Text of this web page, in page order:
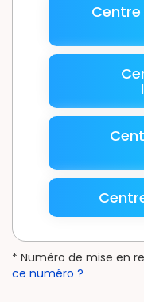
* Numéro de mise en
ce numéro ?